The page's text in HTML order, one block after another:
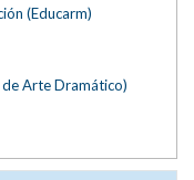
(Educarm)
de Arte Dramático)